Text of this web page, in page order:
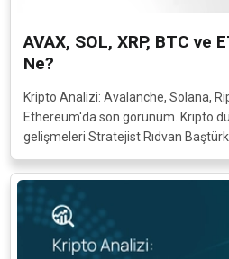
AVAX, SOL, XRP, BTC ve
Ne?
Kripto Analizi: Avalanche, Solana,
Ethereum'da son görünüm. Kripto
gelişmeleri Stratejist Rıdvan